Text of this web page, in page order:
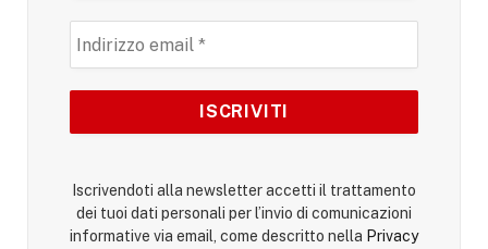
Iscrivendoti alla newsletter accetti il trattamento
dei tuoi dati personali per l’invio di comunicazioni
informative via email, come descritto nella Privacy